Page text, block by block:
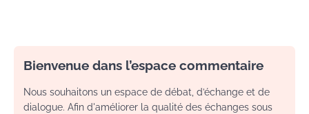
Bienvenue dans l’espace commentaire
Nous souhaitons un espace de débat, d’échange et de
dialogue. Afin d'améliorer la qualité des échanges sous